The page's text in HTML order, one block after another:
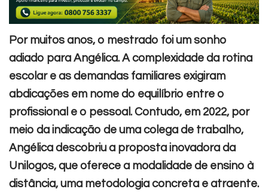
Por muitos anos, o mestrado foi um sonho
adiado para Angélica. A complexidade da rotina
escolar e as demandas familiares exigiram
abdicações em nome do equilíbrio entre o
profissional e o pessoal. Contudo, em 2022, por
meio da indicação de uma colega de trabalho,
Angélica descobriu a proposta inovadora da
Unilogos, que oferece a modalidade de ensino à
distância, uma metodologia concreta e atraente.